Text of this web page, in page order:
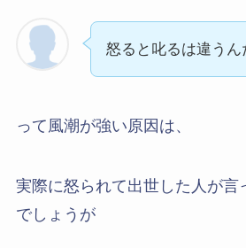
怒ると叱るは違うん
って風潮が強い原因は、
実際に怒られて出世した人が言
でしょうが